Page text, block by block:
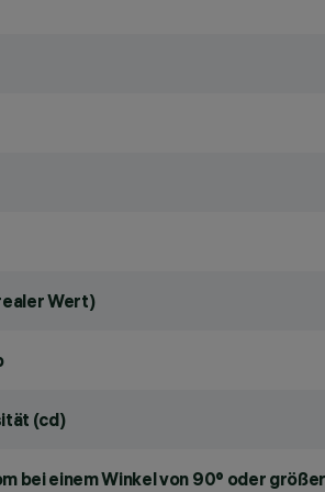
Wert)
(cd)
bei einem Winkel von 90° oder